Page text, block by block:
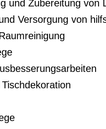
und Zubereitung von
Versorgung von